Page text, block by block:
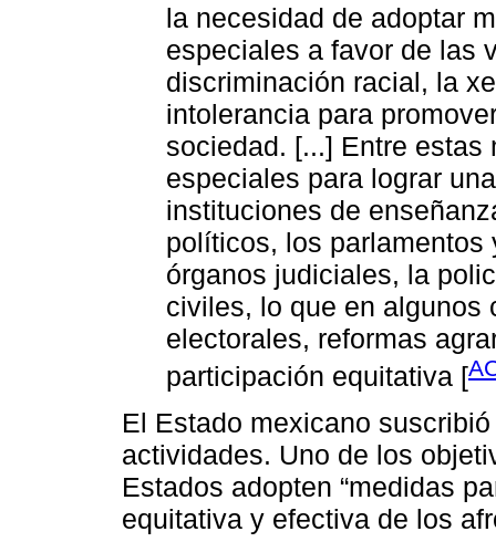
la necesidad de adoptar
especiales a favor de las
discriminación racial, la
intolerancia para
sociedad. [...] Entre
especiales para lograr
instituciones de
políticos, los parlamentos
órganos judiciales, la
civiles, lo que en algunos
electorales, reformas
participación equitativa [
El Estado mexicano
actividades. Uno de los
Estados adopten “medidas
equitativa y efectiva de los